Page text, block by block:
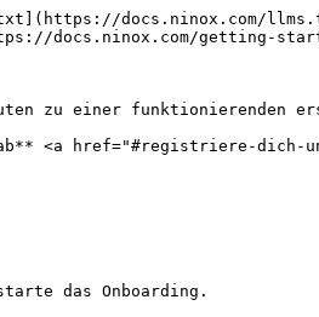
docs.ninox.com/
docs.ninox.com/getting-
zu einer funktionierenden
<a href="#registriere-dich-
das Onboarding.